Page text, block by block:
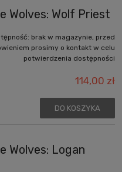
Wolves: Wolf Priest
brak w magazynie, przed
prosimy o kontakt w celu
potwierdzenia dostępności
114,00 zł
DO KOSZYKA
Wolves: Logan